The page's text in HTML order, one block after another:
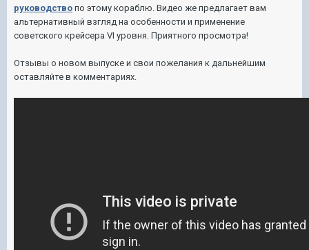
руководство по этому кораблю. Видео же предлагает вам
альтернативный взгляд на особенности и применение
советского крейсера VI уровня. Приятного просмотра!
Отзывы о новом выпуске и свои пожелания к дальнейшим
оставляйте в комментариях.